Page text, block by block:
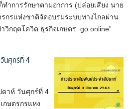
ำการรักษาตามอาการ (ปล่อยเสียง นาย
กรแห่งชาติจัดอบรมระบบทางไกลผ่าน
าวิกฤตโควิด ธุรกิจเกษตร go online”
นศุกร์ที่ 4
าห์ วันศุกร์ที่ 4
กษตรกรแห่ง